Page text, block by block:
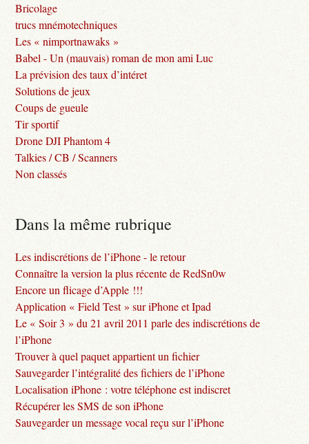
Bricolage
trucs mnémotechniques
Les « nimportnawaks »
Babel - Un (mauvais) roman de mon ami Luc
La prévision des taux d’intéret
Solutions de jeux
Coups de gueule
Tir sportif
Drone DJI Phantom 4
Talkies / CB / Scanners
Non classés
Dans la même rubrique
Les indiscrétions de l’iPhone - le retour
Connaître la version la plus récente de RedSn0w
Encore un flicage d’Apple !!!
Application « Field Test » sur iPhone et Ipad
Le « Soir 3 » du 21 avril 2011 parle des indiscrétions de
l’iPhone
Trouver à quel paquet appartient un fichier
Sauvegarder l’intégralité des fichiers de l’iPhone
Localisation iPhone : votre téléphone est indiscret
Récupérer les SMS de son iPhone
Sauvegarder un message vocal reçu sur l’iPhone